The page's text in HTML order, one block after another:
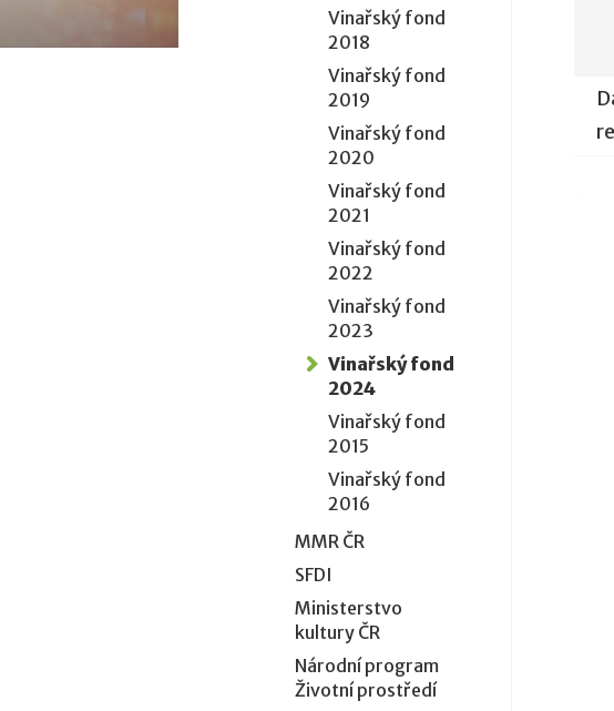
Vinařský fond
2018
Vinařský fond
2019
Vinařský fond
2020
Vinařský fond
2021
Vinařský fond
2022
Vinařský fond
2023
Vinařský fond
2024
Vinařský fond
2015
Vinařský fond
2016
MMR ČR
SFDI
Ministerstvo
kultury ČR
Národní program
Životní prostředí